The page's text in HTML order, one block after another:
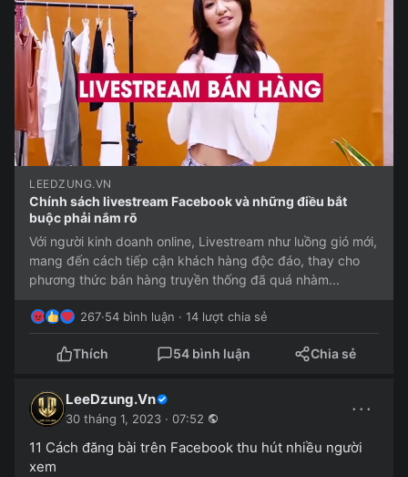
LEEDZUNG.VN
Chính sách livestream Facebook và những điều bắt
buộc phải nắm rõ
Với người kinh doanh online, Livestream như luồng gió mới,
mang đến cách tiếp cận khách hàng độc đáo, thay cho
phương thức bán hàng truyền thống đã quá nhàm...
267·54 bình luận · 14 lượt chia sẻ
Thích 54 bình luận Chia sẻ
LeeDzung.Vn
30 tháng 1, 2023 · 07:52 ···
11 Cách đăng bài trên Facebook thu hút nhiều người
xem